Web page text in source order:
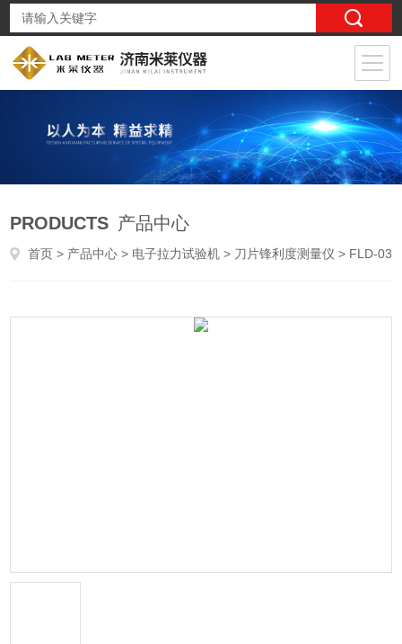
PRODUCTS 产品中心
首页 > 产品中心 > 电子拉力试验机 > 刀片锋利度测量仪 > FLD-03日常用小刀刀具锋利度试验机